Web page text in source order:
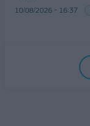
10/08/2026 - 16:37